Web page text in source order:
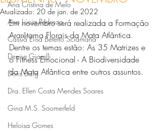
Ana Cristina de Melo
Ana Lúcia Pedrozo
Cássia Elisa Betetto Sciamana
Denise Giarelli
Doris Barg
Dra. Ellen Costa Mendes Soares
Gina M.S. Soomerfeld
Heloisa Gomes
Atualizado: 20 de jan. de 2022
Em novembro será realizada a Formação
Ararêtama Florais da Mata Atlântica.
Dentre os temas estão: As 35 Matrizes e
o Fitness Emocional - A Biodiversidade
da Mata Atlântica entre outros assuntos.